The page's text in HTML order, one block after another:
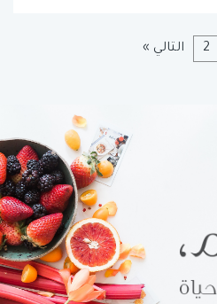
2 التالي »